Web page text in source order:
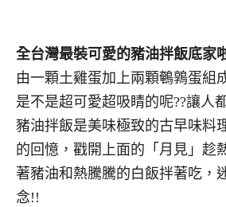
全台灣最裝可愛的豬油拌飯底家
由一顆土雞蛋加上兩顆鵪鶉蛋組
是不是超可愛超吸睛的呢??讓人
豬油拌飯是美味極致的古早味料
的回憶，戳開上面的「月見」趁
著豬油和熱騰騰的白飯拌著吃，
念!!